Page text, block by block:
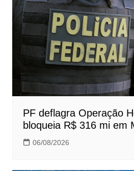
PF deflagra Operação
bloqueia R$ 316 mi em
06/08/2026